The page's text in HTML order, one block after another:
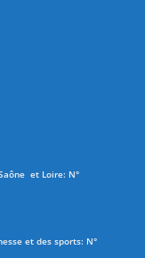
et Loire: N°
et des sports: N°